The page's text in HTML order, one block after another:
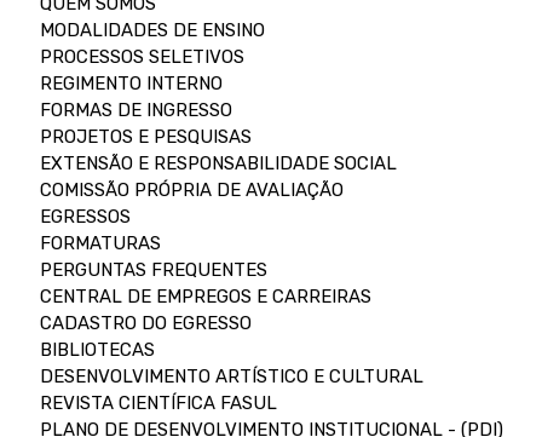
MODALIDADES DE ENSINO
PROCESSOS SELETIVOS
REGIMENTO INTERNO
FORMAS DE INGRESSO
PROJETOS E PESQUISAS
EXTENSÃO E RESPONSABILIDADE SOCIAL
COMISSÃO PRÓPRIA DE AVALIAÇÃO
EGRESSOS
FORMATURAS
PERGUNTAS FREQUENTES
CENTRAL DE EMPREGOS E CARREIRAS
CADASTRO DO EGRESSO
BIBLIOTECAS
DESENVOLVIMENTO ARTÍSTICO E CULTURAL
REVISTA CIENTÍFICA FASUL
PLANO DE DESENVOLVIMENTO INSTITUCIONAL - (PDI)